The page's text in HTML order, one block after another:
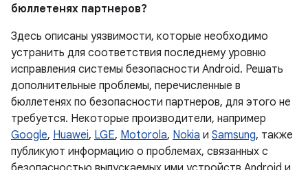
бюллетенях партнеров?
Здесь описаны уязвимости, которые необходимо
устранить для соответствия последнему уровню
исправления системы безопасности Android. Решать
дополнительные проблемы, перечисленные в
бюллетенях по безопасности партнеров, для этого не
требуется. Некоторые производители, например
Google, Huawei, LGE, Motorola, Nokia и Samsung, также
публикуют информацию о проблемах, связанных с